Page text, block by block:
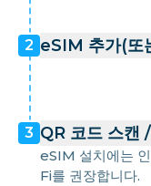
노르웨
2 eSIM 추가(또
3 QR 코드 스캔
eSIM 설치에는
Fi를 권장합니다.